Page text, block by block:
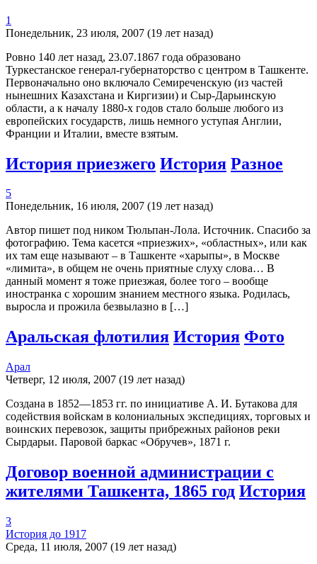
1
Понедельник, 23 июля, 2007 (19 лет назад)
Ровно 140 лет назад, 23.07.1867 года образовано
Туркестанское генерал-губернаторство с центром в Ташкенте.
Первоначально оно включало Семиреченскую (из частей
нынешних Казахстана и Киргизии) и Сыр-Дарьинскую
области, а к началу 1880-х годов стало больше любого из
европейских государств, лишь немного уступая Англии,
Франции и Италии, вместе взятым.
История приезжего История Разное
5
Понедельник, 16 июля, 2007 (19 лет назад)
Автор пишет под ником Тюльпан-Лола. Источник. Спасибо за
фотографию. Тема касется «приезжих», «областных», или как
их там еще называют – в Ташкенте «харыпы», в Москве
«лимита», в общем не очень приятные слуху слова… В
данный момент я тоже приезжая, более того – вообще
иностранка с хорошим знанием местного языка. Родилась,
выросла и прожила безвылазно в […]
Аральская флотилия История Фото
Арал
Четверг, 12 июля, 2007 (19 лет назад)
Создана в 1852—1853 гг. по инициативе А. И. Бутакова для
содействия войскам в колониальных экспедициях, торговых и
воинских перевозок, защиты прибрежных районов реки
Сырдарьи. Паровой баркаc «Обручев», 1871 г.
Договор военной администрации с
жителями Ташкента, 1865 год История
3
История до 1917
Среда, 11 июля, 2007 (19 лет назад)